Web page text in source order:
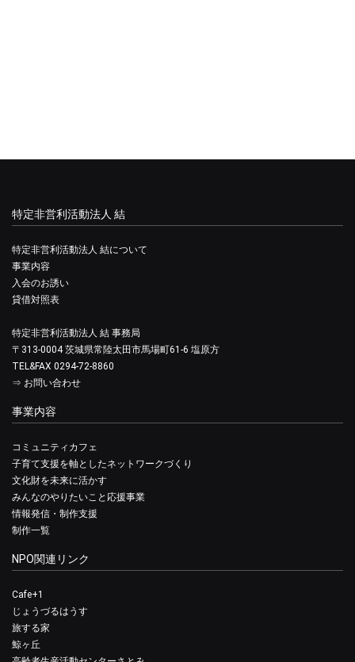
特定非営利活動法人 結
特定非営利活動法人 結について
事業内容
入会のお誘い
貸借対照表
特定非営利活動法人 結 事務局
〒313-0004 茨城県常陸太田市馬場町61-6 塩原方
TEL&FAX 0294-72-8860
⇒ お問い合わせ
事業内容
コミュニティカフェ
子育て支援を軸としたネットワークづくり
文化財を未来に活かす
みんなのやりたいこと応援事業
情報発信・制作支援
制作一覧
NPO関連リンク
Cafe+1
じょうづるはうす
旅する家
鯨ヶ丘